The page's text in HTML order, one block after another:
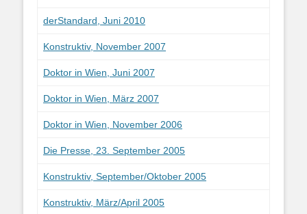
derStandard, Juni 2010
Konstruktiv, November 2007
Doktor in Wien, Juni 2007
Doktor in Wien, März 2007
Doktor in Wien, November 2006
Die Presse, 23. September 2005
Konstruktiv, September/Oktober 2005
Konstruktiv, März/April 2005